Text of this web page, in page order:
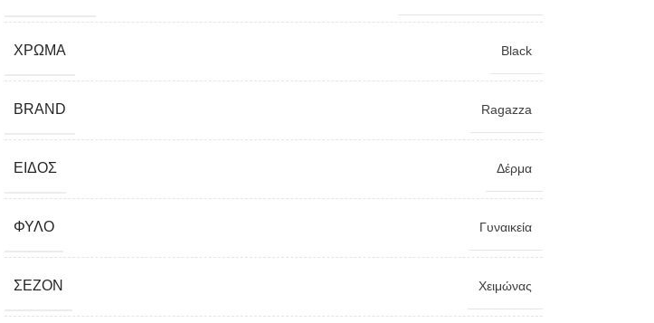
ΧΡΏΜΑ Black
BRAND Ragazza
ΕΊΔΟΣ Δέρμα
ΦΎΛΟ Γυναικεία
ΣΕΖΌΝ Χειμώνας